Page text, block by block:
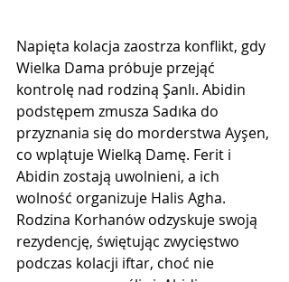
Napięta kolacja zaostrza konflikt, gdy
Wielka Dama próbuje przejąć
kontrolę nad rodziną Şanlı. Abidin
podstępem zmusza Sadıka do
przyznania się do morderstwa Ayşen,
co wplątuje Wielką Damę. Ferit i
Abidin zostają uwolnieni, a ich
wolność organizuje Halis Agha.
Rodzina Korhanów odzyskuje swoją
rezydencję, świętując zwycięstwo
podczas kolacji iftar, choć nie